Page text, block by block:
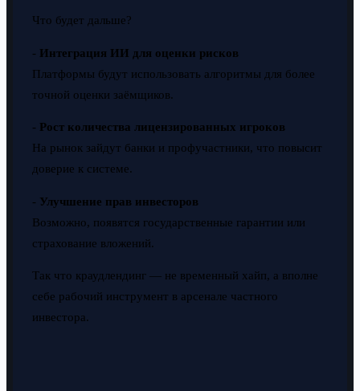
Что будет дальше?
- Интеграция ИИ для оценки рисков
Платформы будут использовать алгоритмы для более
точной оценки заёмщиков.
- Рост количества лицензированных игроков
На рынок зайдут банки и профучастники, что повысит
доверие к системе.
- Улучшение прав инвесторов
Возможно, появятся государственные гарантии или
страхование вложений.
Так что краудлендинг — не временный хайп, а вполне
себе рабочий инструмент в арсенале частного
инвестора.